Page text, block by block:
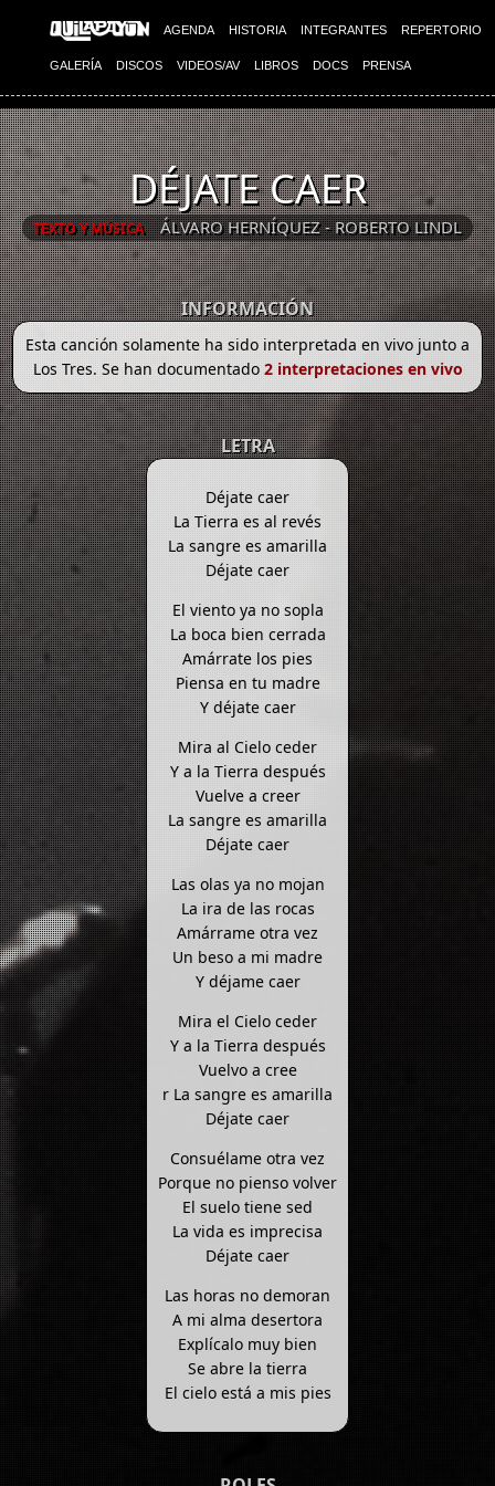
AGENDA HISTORIA INTEGRANTES REPERTORIO
GALERÍA DISCOS VIDEOS/AV LIBROS DOCS PRENSA
DÉJATE CAER
TEXTO Y MÚSICA ÁLVARO HERNÍQUEZ - ROBERTO LINDL
INFORMACIÓN
Esta canción solamente ha sido interpretada en vivo junto a
Los Tres. Se han documentado2 interpretaciones en vivo
LETRA
Déjate caer
La Tierra es al revés
La sangre es amarilla
Déjate caer
El viento ya no sopla
La boca bien cerrada
Amárrate los pies
Piensa en tu madre
Y déjate caer
Mira al Cielo ceder
Y a la Tierra después
Vuelve a creer
La sangre es amarilla
Déjate caer
Las olas ya no mojan
La ira de las rocas
Amárrame otra vez
Un beso a mi madre
Y déjame caer
Mira el Cielo ceder
Y a la Tierra después
Vuelvo a cree
r La sangre es amarilla
Déjate caer
Consuélame otra vez
Porque no pienso volver
El suelo tiene sed
La vida es imprecisa
Déjate caer
Las horas no demoran
A mi alma desertora
Explícalo muy bien
Se abre la tierra
El cielo está a mis pies